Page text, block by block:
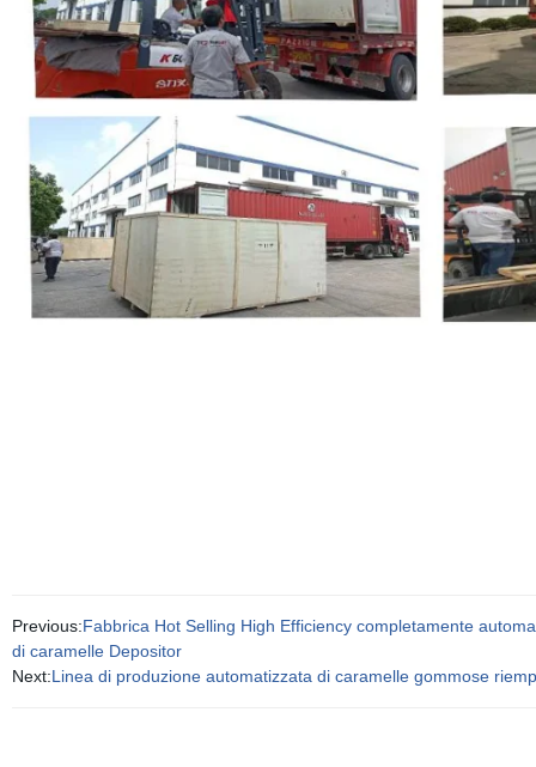
Previous:Fabbrica Hot Selling High Efficiency completamente
di caramelle Depositor
Next:Linea di produzione automatizzata di caramelle gommose